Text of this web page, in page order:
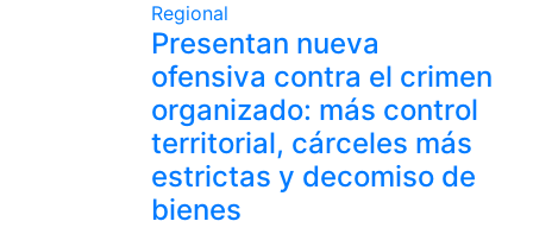
Regional
Presentan nueva
ofensiva contra el crimen
organizado: más control
territorial, cárceles más
estrictas y decomiso de
bienes